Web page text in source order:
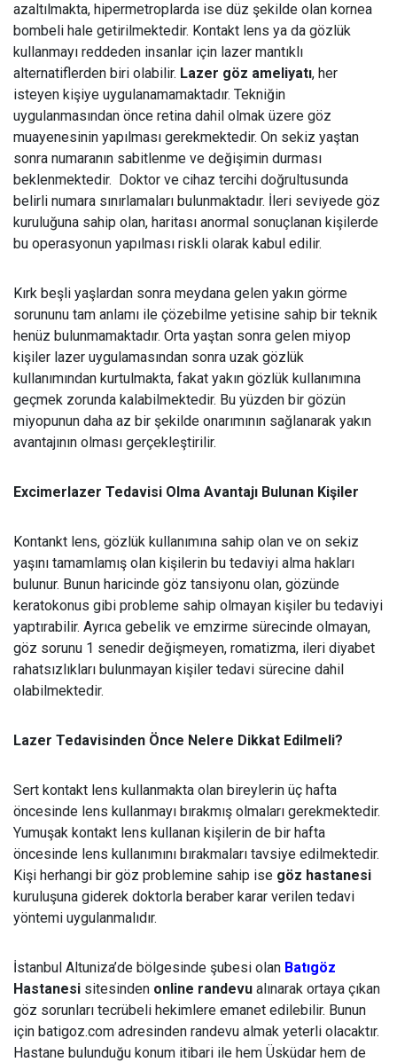
azaltılmakta, hipermetroplarda ise düz şekilde olan kornea
bombeli hale getirilmektedir. Kontakt lens ya da gözlük
kullanmayı reddeden insanlar için lazer mantıklı
alternatiflerden biri olabilir. Lazer göz ameliyatı, her
isteyen kişiye uygulanamamaktadır. Tekniğin
uygulanmasından önce retina dahil olmak üzere göz
muayenesinin yapılması gerekmektedir. On sekiz yaştan
sonra numaranın sabitlenme ve değişimin durması
beklenmektedir. Doktor ve cihaz tercihi doğrultusunda
belirli numara sınırlamaları bulunmaktadır. İleri seviyede göz
kuruluğuna sahip olan, haritası anormal sonuçlanan kişilerde
bu operasyonun yapılması riskli olarak kabul edilir.
Kırk beşli yaşlardan sonra meydana gelen yakın görme
sorununu tam anlamı ile çözebilme yetisine sahip bir teknik
henüz bulunmamaktadır. Orta yaştan sonra gelen miyop
kişiler lazer uygulamasından sonra uzak gözlük
kullanımından kurtulmakta, fakat yakın gözlük kullanımına
geçmek zorunda kalabilmektedir. Bu yüzden bir gözün
miyopunun daha az bir şekilde onarımının sağlanarak yakın
avantajının olması gerçekleştirilir.
Excimerlazer Tedavisi Olma Avantajı Bulunan Kişiler
Kontankt lens, gözlük kullanımına sahip olan ve on sekiz
yaşını tamamlamış olan kişilerin bu tedaviyi alma hakları
bulunur. Bunun haricinde göz tansiyonu olan, gözünde
keratokonus gibi probleme sahip olmayan kişiler bu tedaviyi
yaptırabilir. Ayrıca gebelik ve emzirme sürecinde olmayan,
göz sorunu 1 senedir değişmeyen, romatizma, ileri diyabet
rahatsızlıkları bulunmayan kişiler tedavi sürecine dahil
olabilmektedir.
Lazer Tedavisinden Önce Nelere Dikkat Edilmeli?
Sert kontakt lens kullanmakta olan bireylerin üç hafta
öncesinde lens kullanmayı bırakmış olmaları gerekmektedir.
Yumuşak kontakt lens kullanan kişilerin de bir hafta
öncesinde lens kullanımını bırakmaları tavsiye edilmektedir.
Kişi herhangi bir göz problemine sahip ise göz hastanesi
kuruluşuna giderek doktorla beraber karar verilen tedavi
yöntemi uygulanmalıdır.
İstanbul Altuniza’de bölgesinde şubesi olan Batıgöz
Hastanesi sitesinden online randevu alınarak ortaya çıkan
göz sorunları tecrübeli hekimlere emanet edilebilir. Bunun
için batigoz.com adresinden randevu almak yeterli olacaktır.
Hastane bulunduğu konum itibari ile hem Üsküdar hem de